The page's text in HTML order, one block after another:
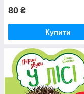
80 ₴
Купити